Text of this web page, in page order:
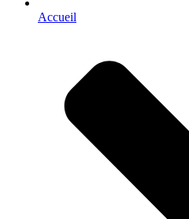
Accueil